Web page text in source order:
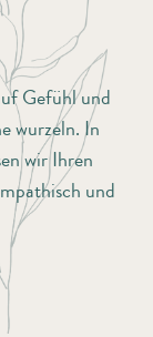
Gefühl und
wurzeln. In
wir Ihren
und